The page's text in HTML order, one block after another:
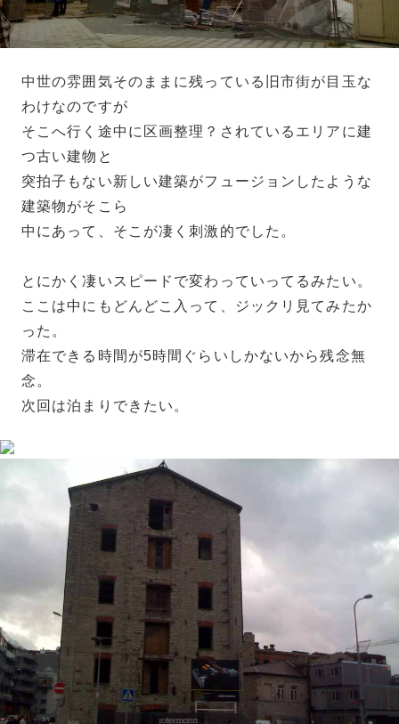
中世の雰囲気そのままに残っている旧市街が目玉な
わけなのですが
そこへ行く途中に区画整理？されているエリアに建
つ古い建物と
突拍子もない新しい建築がフュージョンしたような
建築物がそこら
中にあって、そこが凄く刺激的でした。
とにかく凄いスピードで変わっていってるみたい。
ここは中にもどんどこ入って、ジックリ見てみたか
った。
滞在できる時間が5時間ぐらいしかないから残念無
念。
次回は泊まりできたい。